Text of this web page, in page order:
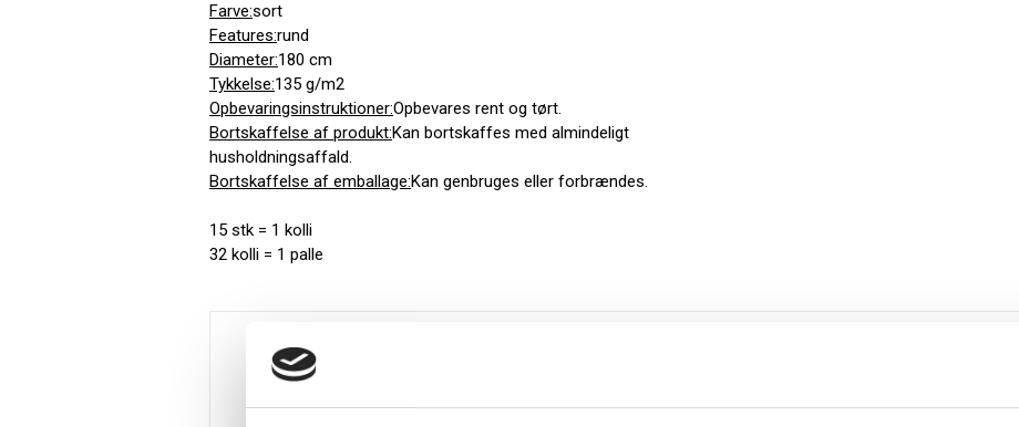
Farve:sort
Features:rund
Diameter:180 cm
Tykkelse:135 g/m2
Opbevaringsinstruktioner:Opbevares rent og tørt.
Bortskaffelse af produkt:Kan bortskaffes med almindeligt
husholdningsaffald.
Bortskaffelse af emballage:Kan genbruges eller forbrændes.
15 stk = 1 kolli
32 kolli = 1 palle